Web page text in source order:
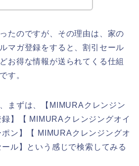
たのですが、その理由は、家の
マガ登録をすると、割引セール
お得な情報が送られてくる仕組
す。
まずは、【MIMURAクレンジン
】【 MIMURAクレンジングオイ
ン】【 MIMURAクレンジングオ
ル】という感じで検索してみる